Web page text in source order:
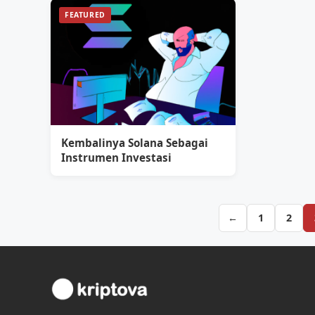
FEATURED
Kembalinya Solana Sebagai
Instrumen Investasi
← 1 2